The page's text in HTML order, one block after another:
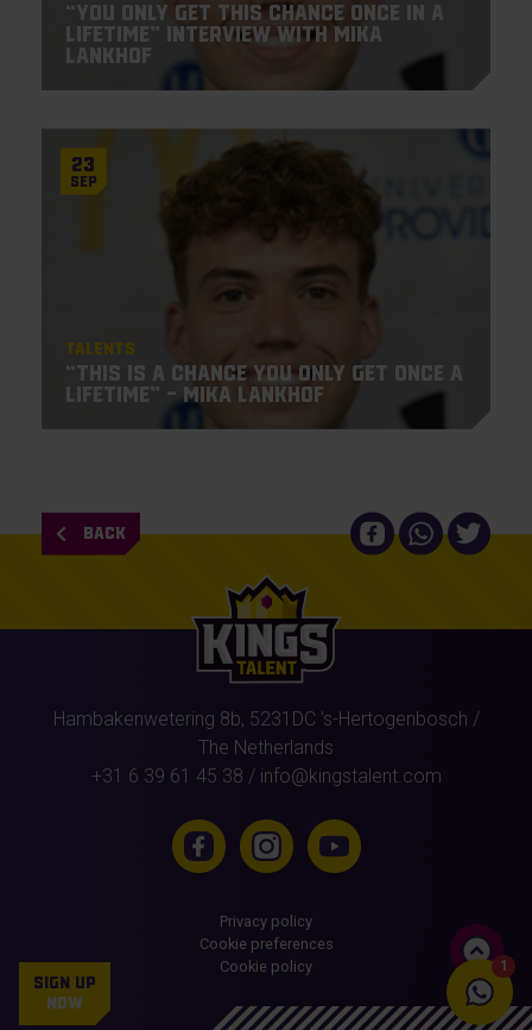
“You only get this chance once in a
lifetime” Interview with Mika
Lankhof
23
Sep
Talents
“This is a chance you only get once a
lifetime” – Mika Lankhof
BACK
Hambakenwetering 8b, 5231DC 's-Hertogenbosch /
The Netherlands
+31 6 39 61 45 38 / info@kingstalent.com
Privacy policy
Cookie preferences
Cookie policy
SIGN UP
NOW
1